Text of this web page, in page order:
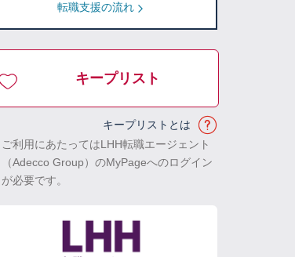
転職支援の流れ
キープリスト
キープリストとは
ご利用にあたってはLHH転職エージェント
（Adecco Group）のMyPageへのログイン
が必要です。